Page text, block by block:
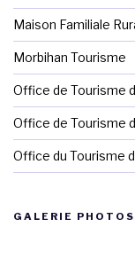
Maison Familiale
Morbihan Tourisme
Office de Tourisme
Office de Tourisme
Office du Tourisme
GALERIE PHOTOS